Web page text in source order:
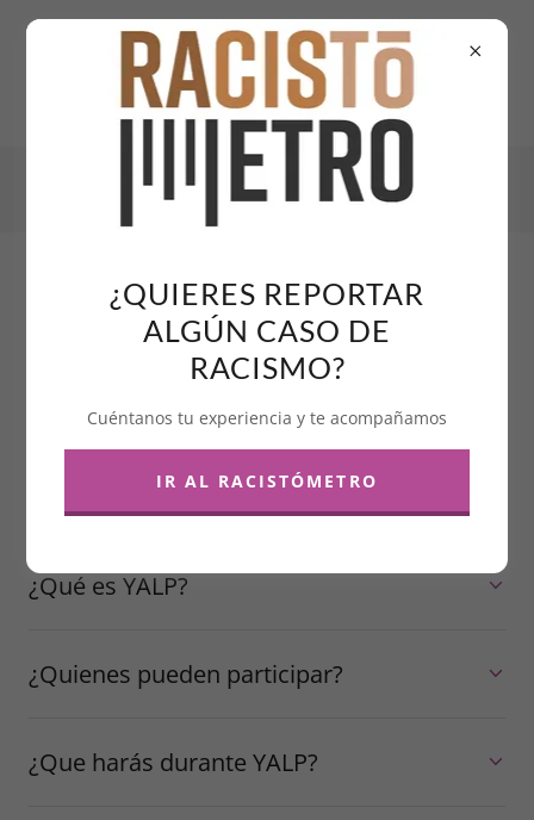
CONVOCATORIA YALP
2026
Young Anti-racist Leadership Project
¿Qué es YALP?
¿Quienes pueden participar?
¿Que harás durante YALP?
¿QUIERES REPORTAR
ALGÚN CASO DE
RACISMO?
Cuéntanos tu experiencia y te acompañamos
IR AL RACISTÓMETRO